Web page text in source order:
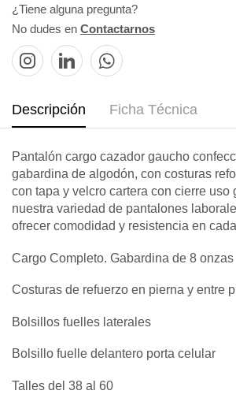
¿Tiene alguna pregunta?
No dudes en Contactarnos
Descripción Ficha Técnica
Pantalón cargo cazador gaucho
gabardina de algodón, con costuras
con tapa y velcro cartera con cierre uso
nuestra variedad de pantalones
ofrecer comodidad y resistencia en
Cargo Completo. Gabardina de 8 onzas
Costuras de refuerzo en pierna y entre
Bolsillos fuelles laterales
Bolsillo fuelle delantero porta celular
Talles del 38 al 60